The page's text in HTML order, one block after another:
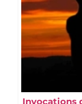
Invocations